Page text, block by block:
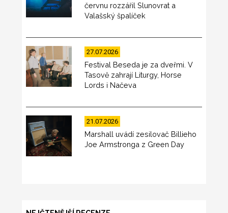
červnu rozzářil Slunovrat a
Valašský špalíček
27.07.2026
Festival Beseda je za dveřmi. V
Tasově zahrají Liturgy, Horse
Lords i Načeva
21.07.2026
Marshall uvádí zesilovač Billieho
Joe Armstronga z Green Day